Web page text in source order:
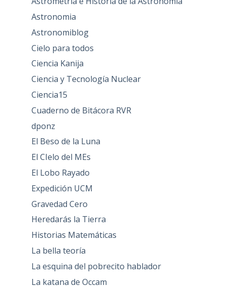
Astronomia
Astronomiblog
Cielo para todos
Ciencia Kanija
Ciencia y Tecnología Nuclear
Ciencia15
Cuaderno de Bitácora RVR
dponz
El Beso de la Luna
El CIelo del MEs
El Lobo Rayado
Expedición UCM
Gravedad Cero
Heredarás la Tierra
Historias Matemáticas
La bella teoría
La esquina del pobrecito hablador
La katana de Occam